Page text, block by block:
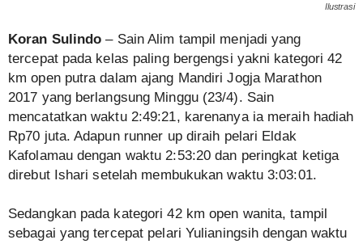
Ilustrasi
Koran Sulindo – Sain Alim tampil menjadi yang
tercepat pada kelas paling bergengsi yakni kategori 42
km open putra dalam ajang Mandiri Jogja Marathon
2017 yang berlangsung Minggu (23/4). Sain
mencatatkan waktu 2:49:21, karenanya ia meraih hadiah
Rp70 juta. Adapun runner up diraih pelari Eldak
Kafolamau dengan waktu 2:53:20 dan peringkat ketiga
direbut Ishari setelah membukukan waktu 3:03:01.
Sedangkan pada kategori 42 km open wanita, tampil
sebagai yang tercepat pelari Yulianingsih dengan waktu